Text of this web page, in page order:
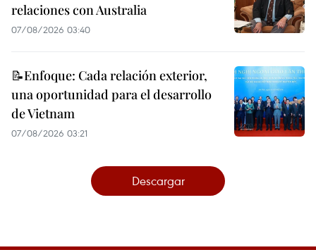
relaciones con Australia
07/08/2026 03:40
📝Enfoque: Cada relación exterior,
una oportunidad para el desarrollo
de Vietnam
07/08/2026 03:21
Descargar